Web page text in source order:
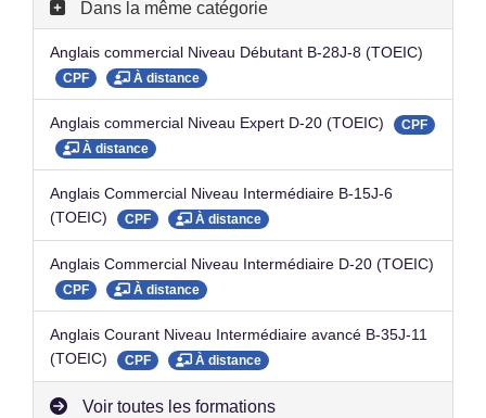
Dans la même catégorie
Anglais commercial Niveau Débutant B-28J-8 (TOEIC)
CPF À distance
Anglais commercial Niveau Expert D-20 (TOEIC)
CPF
À distance
Anglais Commercial Niveau Intermédiaire B-15J-6
(TOEIC)
CPF À distance
Anglais Commercial Niveau Intermédiaire D-20 (TOEIC)
CPF À distance
Anglais Courant Niveau Intermédiaire avancé B-35J-11
(TOEIC)
CPF À distance
Voir toutes les formations